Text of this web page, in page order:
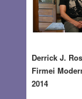
Derrick J.
Firmei
2014